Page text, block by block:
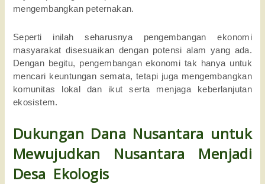
mengembangkan peternakan.
Seperti inilah seharusnya pengembangan ekonomi
masyarakat disesuaikan dengan potensi alam yang ada.
Dengan begitu, pengembangan ekonomi tak hanya untuk
mencari keuntungan semata, tetapi juga mengembangkan
komunitas lokal dan ikut serta menjaga keberlanjutan
ekosistem.
Dukungan Dana Nusantara untuk
Mewujudkan Nusantara Menjadi
Desa  Ekologis